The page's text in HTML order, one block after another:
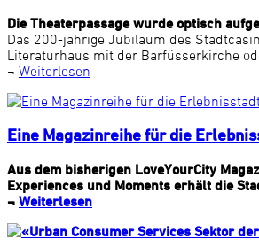
Die Theaterpassage wurde optisch
Das 200-jährige Jubiläum des
Literaturhaus mit der Barfüsserkirche
¬ Weiterlesen
Eine Magazinreihe für die
Aus dem bisherigen LoveYourCity
Experiences und Moments erhält die
¬ Weiterlesen